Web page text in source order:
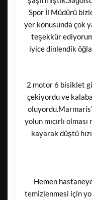
Spor İl Müdürü
yer konusunda çok
teşekkür
iyice dinlendik
2 motor 6 bisiklet
çekiyordu ve
yolun mıcırlı
kayarak düştü
Hemen
temizlenmesi için